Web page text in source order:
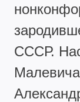
СССР.